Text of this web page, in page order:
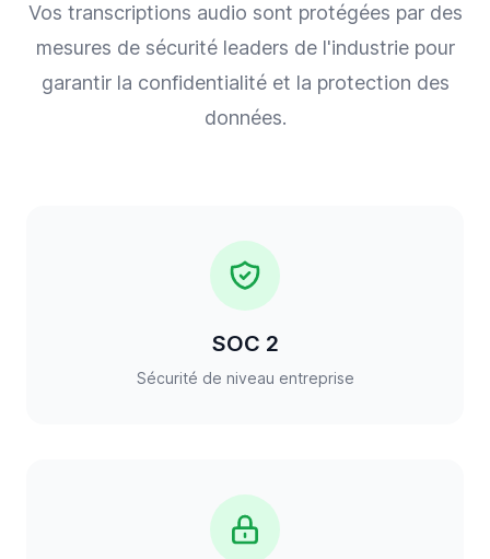
Vos transcriptions audio sont protégées par des
mesures de sécurité leaders de l'industrie pour
garantir la confidentialité et la protection des
données.
SOC 2
Sécurité de niveau entreprise